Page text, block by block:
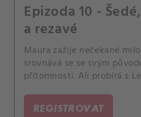
Epizoda 10 -
a rezavé
Maura zažije nečekané
srovnává se se svým
přítomnosti. Ali probírá s
REGISTROVAT